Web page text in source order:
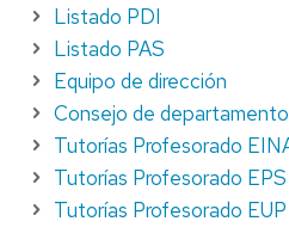
Listado PDI
Listado PAS
Equipo de dirección
Consejo de departamento
Tutorías Profesorado
Tutorías Profesorado
Tutorías Profesorado